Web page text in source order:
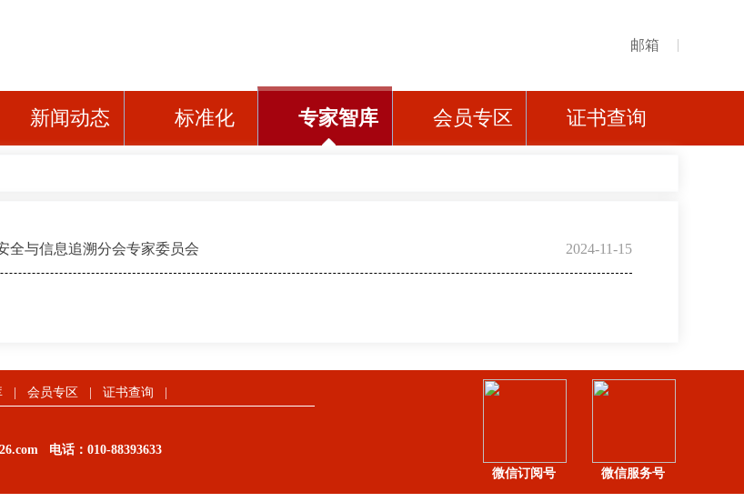
邮箱
新闻动态 标准化 专家智库 会员专区 证书查询
全与信息追溯分会专家委员会 2024-11-15
会员专区 证书查询
电话： 010-88393633
微信服务号
微信订阅号